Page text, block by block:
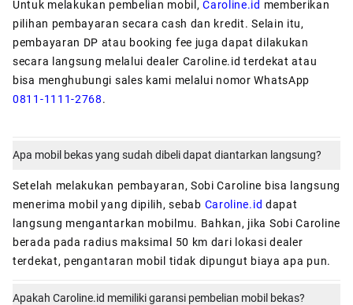
Untuk melakukan pembelian mobil,Caroline.id memberikan
pilihan pembayaran secara cash dan kredit. Selain itu,
pembayaran DP atau booking fee juga dapat dilakukan
secara langsung melalui dealer Caroline.id terdekat atau
bisa menghubungi sales kami melalui nomor WhatsApp
0811-1111-2768.
Apa mobil bekas yang sudah dibeli dapat diantarkan langsung?
Setelah melakukan pembayaran, Sobi Caroline bisa langsung
menerima mobil yang dipilih, sebab Caroline.id dapat
langsung mengantarkan mobilmu. Bahkan, jika Sobi Caroline
berada pada radius maksimal 50 km dari lokasi dealer
terdekat, pengantaran mobil tidak dipungut biaya apa pun.
Apakah Caroline.id memiliki garansi pembelian mobil bekas?